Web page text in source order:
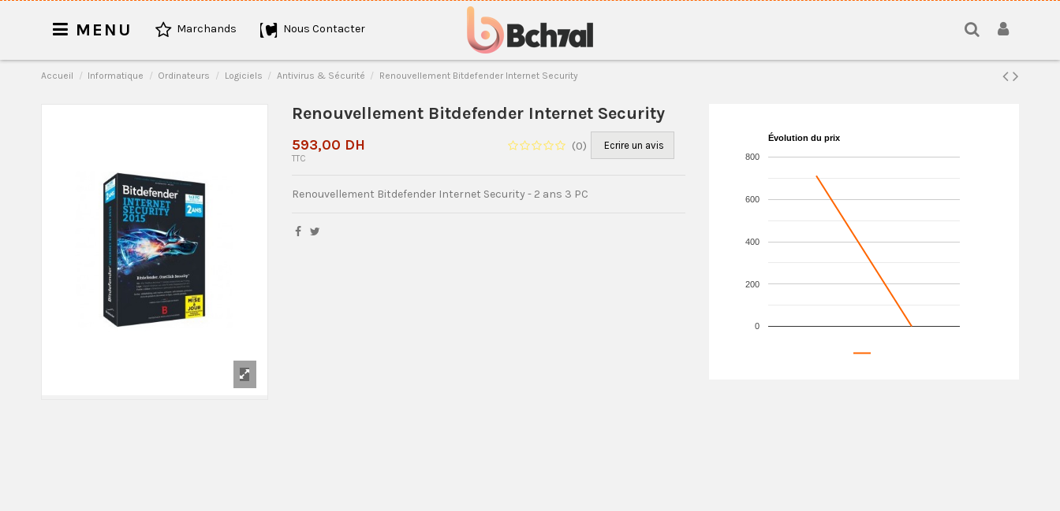
MENU Marchands Nous Contacter
Accueil Informatique Ordinateurs Logiciels Antivirus & Sécurité Renouvellement Bitdefender Internet Security
Renouvellement Bitdefender Internet Security
(0) Ecrire un avis
593,00 DH
TTC
Renouvellement Bitdefender Internet Security - 2 ans 3 PC
Évolution du prix
0
200
400
600
800